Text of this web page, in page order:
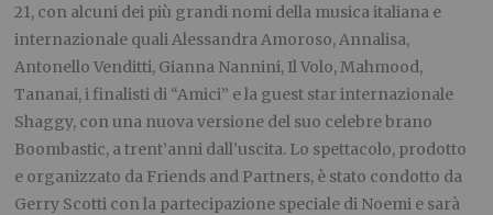
21, con alcuni dei più grandi nomi della musica italiana e
internazionale quali Alessandra Amoroso, Annalisa,
Antonello Venditti, Gianna Nannini, Il Volo, Mahmood,
Tananai, i finalisti di “Amici” e la guest star internazionale
Shaggy, con una nuova versione del suo celebre brano
Boombastic, a trent’anni dall’uscita. Lo spettacolo, prodotto
e organizzato da Friends and Partners, è stato condotto da
Gerry Scotti con la partecipazione speciale di Noemi e sarà